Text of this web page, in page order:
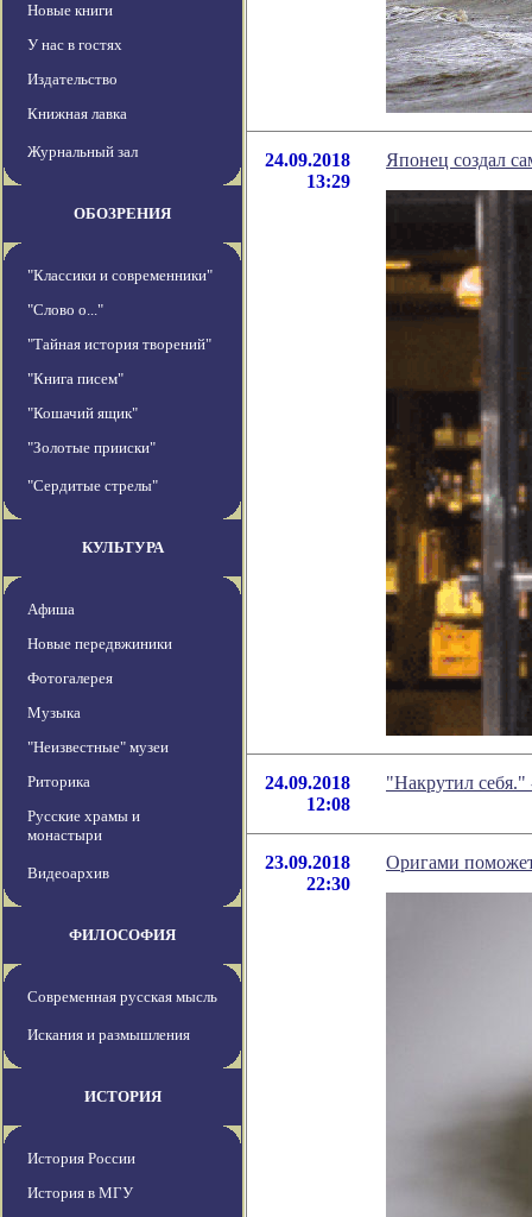
Новые книги
У нас в гостях
Издательство
Книжная лавка
Журнальный зал
ОБОЗРЕНИЯ
"Классики и современники"
"Слово о..."
"Тайная история творений"
"Книга писем"
"Кошачий ящик"
"Золотые прииски"
"Сердитые стрелы"
КУЛЬТУРА
Афиша
Новые передвжиники
Фотогалерея
Музыка
"Неизвестные" музеи
Риторика
Русские храмы и
монастыри
Видеоархив
ФИЛОСОФИЯ
Современная русская мысль
Искания и размышления
ИСТОРИЯ
История России
История в МГУ
24.09.2018
13:29
Японец создал
24.09.2018
12:08
"Накрутил
23.09.2018
22:30
Оригами